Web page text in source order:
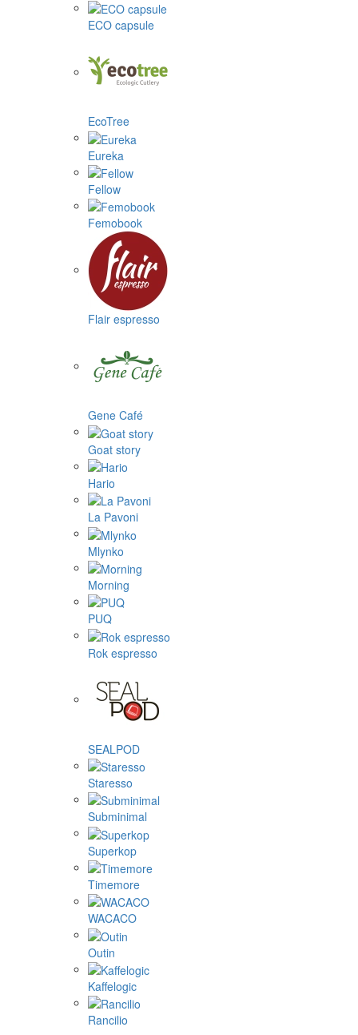
ECO capsule
EcoTree
Eureka
Fellow
Femobook
Flair espresso
Gene Café
Goat story
Hario
La Pavoni
Mlynko
Morning
PUQ
Rok espresso
SEALPOD
Staresso
Subminimal
Superkop
Timemore
WACACO
Outin
Kaffelogic
Rancilio